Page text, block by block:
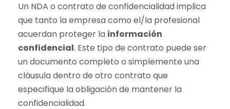
Un NDA o contrato de confidencialidad implica
que tanto la empresa como el/la profesional
acuerdan proteger la información
confidencial. Este tipo de contrato puede ser
un documento completo o simplemente una
cláusula dentro de otro contrato que
especifique la obligación de mantener la
confidencialidad.